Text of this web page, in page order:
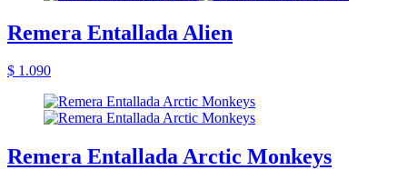
Remera Entallada Alien
$ 1.090
Remera Entallada Arctic Monkeys